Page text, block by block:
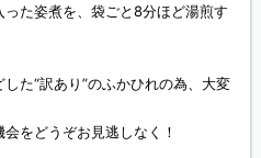
た姿煮を、袋ごと8分ほど湯煎す
た“訳あり”のふかひれの為、大変
をどうぞお見逃しなく！